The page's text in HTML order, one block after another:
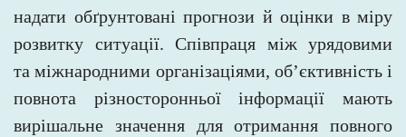
надати обґрунтовані прогнози й оцінки в міру
розвитку ситуації. Співпраця між урядовими
та міжнародними організаціями, об’єктивність і
повнота різносторонньої інформації мають
вирішальне значення для отримання повного